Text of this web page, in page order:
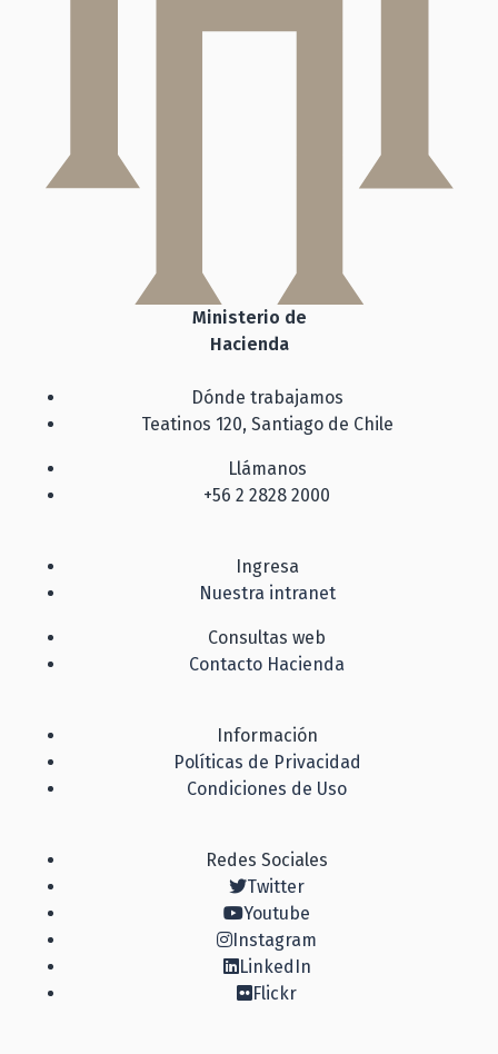
Ministerio de
Hacienda
Dónde trabajamos
Teatinos 120, Santiago de Chile
Llámanos
+56 2 2828 2000
Ingresa
Nuestra intranet
Consultas web
Contacto Hacienda
Información
Políticas de Privacidad
Condiciones de Uso
Redes Sociales
Twitter
Youtube
Instagram
LinkedIn
Flickr